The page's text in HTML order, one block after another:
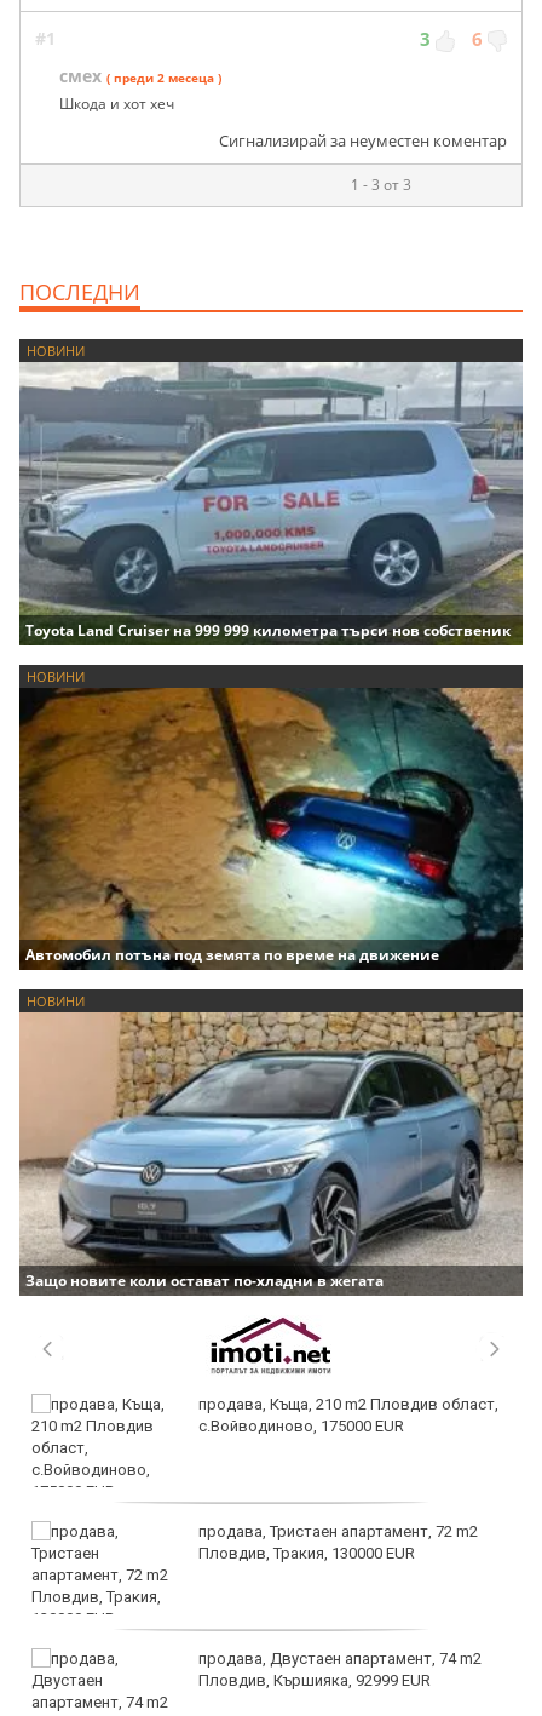
#1 3 6
смех ( преди 2 месеца )
Шкода и хот хеч
Сигнализирай за неуместен коментар
1 - 3 от 3
ПОСЛЕДНИ
НОВИНИ
Toyota Land Cruiser на 999 999 километра търси нов собственик
НОВИНИ
Автомобил потъна под земята по време на движение
НОВИНИ
Защо новите коли остават по-хладни в жегата
продава, Къща, 210 m2 Пловдив област,
с.Войводиново, 175000 EUR
продава, Тристаен апартамент, 72 m2
Пловдив, Тракия, 130000 EUR
продава, Двустаен апартамент, 74 m2
Пловдив, Кършияка, 92999 EUR